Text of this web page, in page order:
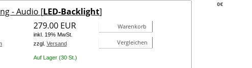
0€
- Audio [LED-Backlight]
279.00 EUR
inkl. 19% MwSt.
zzgl. Versand
Auf Lager (30 St.)
Warenkorb
Vergleichen